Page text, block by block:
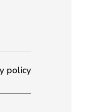
policy